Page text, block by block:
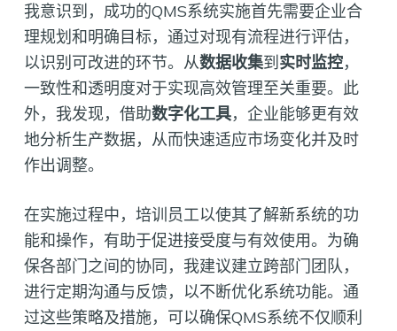
我意识到，成功的QMS系统实施首先需要企业合
理规划和明确目标，通过对现有流程进行评估，
以识别可改进的环节。从数据收集到 实时监控，
一致性和透明度对于实现高效管理至关重要。此
外，我发现，借助数字化工具，企业能够更有效
地分析生产数据，从而快速适应市场变化并及时
作出调整。
在实施过程中，培训员工以使其了解新系统的功
能和操作，有助于促进接受度与有效使用。为确
保各部门之间的协同，我建议建立跨部门团队，
进行定期沟通与反馈，以不断优化系统功能。通
过这些策略及措施，可以确保QMS系统不仅顺利